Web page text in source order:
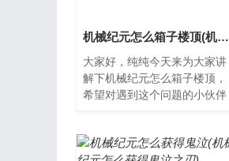
机械纪元怎么箱子楼顶(机械纪元所有支线)
大家好，纯纯今天来为大家讲
解下机械纪元怎么箱子楼顶，
希望对遇到这个问题的小伙伴
机...